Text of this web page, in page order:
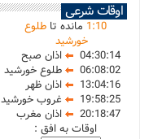
اوقات شرعی
1:10 مانده تاطلوع
خورشید
04:30:14
اذان صبح
06:08:02
طلوع خورشید
13:04:16
اذان ظهر
19:58:25
غروب خورشید
20:18:47
اذان مغرب
اوقات به افق :